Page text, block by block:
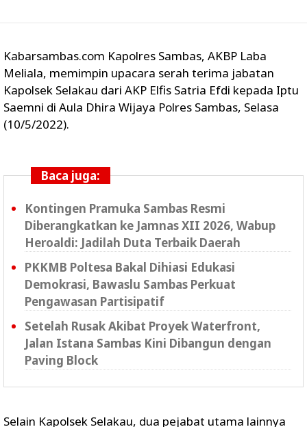
Kabarsambas.com Kapolres Sambas, AKBP Laba
Meliala, memimpin upacara serah terima jabatan
Kapolsek Selakau dari AKP Elfis Satria Efdi kepada Iptu
Saemni di Aula Dhira Wijaya Polres Sambas, Selasa
(10/5/2022).
Baca juga:
Kontingen Pramuka Sambas Resmi
Diberangkatkan ke Jamnas XII 2026, Wabup
Heroaldi: Jadilah Duta Terbaik Daerah
PKKMB Poltesa Bakal Dihiasi Edukasi
Demokrasi, Bawaslu Sambas Perkuat
Pengawasan Partisipatif
Setelah Rusak Akibat Proyek Waterfront,
Jalan Istana Sambas Kini Dibangun dengan
Paving Block
Selain Kapolsek Selakau, dua pejabat utama lainnya